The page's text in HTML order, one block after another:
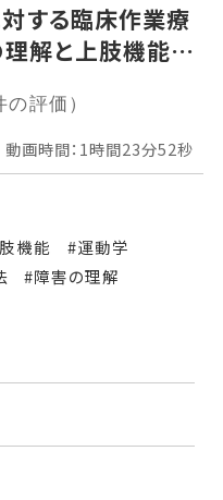
対する臨床作業療
解と上肢機能に
の評価）
画時間：1時間23分52秒
機能
#運動学
#障害の理解